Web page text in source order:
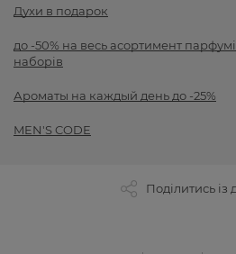
Духи в подарок
до -50% на весь асортимент
наборів
Ароматы на каждый день до -25%
MEN'S CODE
Поділитись із